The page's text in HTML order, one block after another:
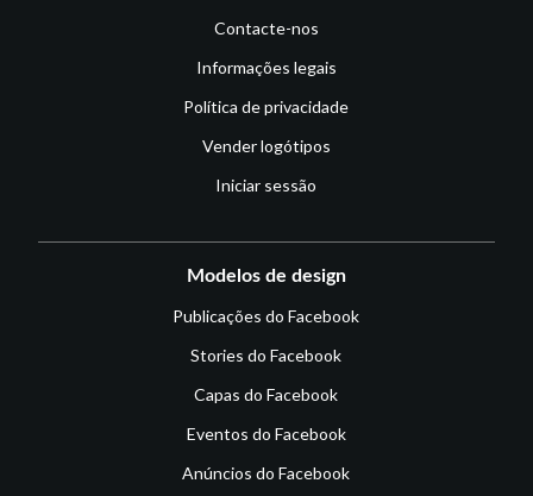
Contacte-nos
Informações legais
Política de privacidade
Vender logótipos
Iniciar sessão
Modelos de design
Publicações do Facebook
Stories do Facebook
Capas do Facebook
Eventos do Facebook
Anúncios do Facebook